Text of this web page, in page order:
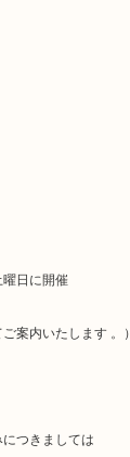
曜日に開催
案内いたします 。）
つきましては